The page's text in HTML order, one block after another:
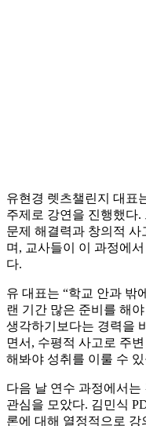
유현경 렛츠챌린지 대표
주제로 강연을 진행했다.
문제 해결력과 창의적
며, 교사들이 이 과정에
다.
유 대표는 “학교 안과 밖
랜 기간 많은 준비를 해
생각하기보다는 경력을
면서, 수평적 사고로 주
해봐야 성취를 이룰 수
다음 날 연수 과정에서
관심을 모았다. 김민식
론에 대해 열정적으로